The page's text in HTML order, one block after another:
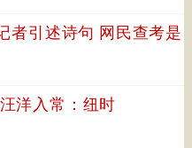
者引述诗句 网民查考是
洋入常：纽时